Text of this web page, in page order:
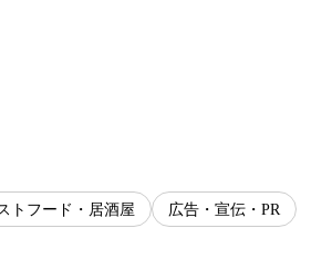
トフード・居酒屋 広告・宣伝・PR